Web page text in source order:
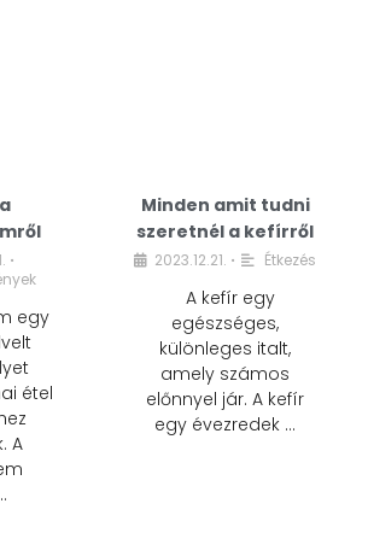
•
egy
étel
A
Minden amit tudni
szeretnél a kefírről
2023.12.21. • Étkezés
A kefír egy
egészséges,
különleges italt,
amely számos
előnnyel jár. A kefír
egy évezredek …